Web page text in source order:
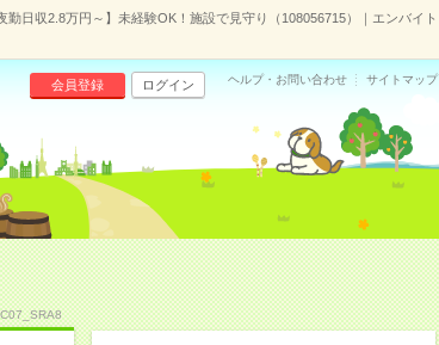
勤日収2.8万円～】未経験OK！施設で見守り（108056715）｜エンバイト
会員登録 ログイン ヘルプ・お問い合わせ サイトマップ